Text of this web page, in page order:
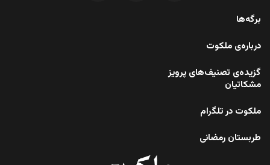
برگه‌ها
درباره‌ی ملکوت
گزیده‌ی تصنیف‌های پرویز
مشکاتیان
ملکوت در تلگرام
طربستان رمضانی